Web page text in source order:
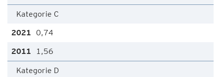
Kategorie C
0,74
1,56
Kategorie D